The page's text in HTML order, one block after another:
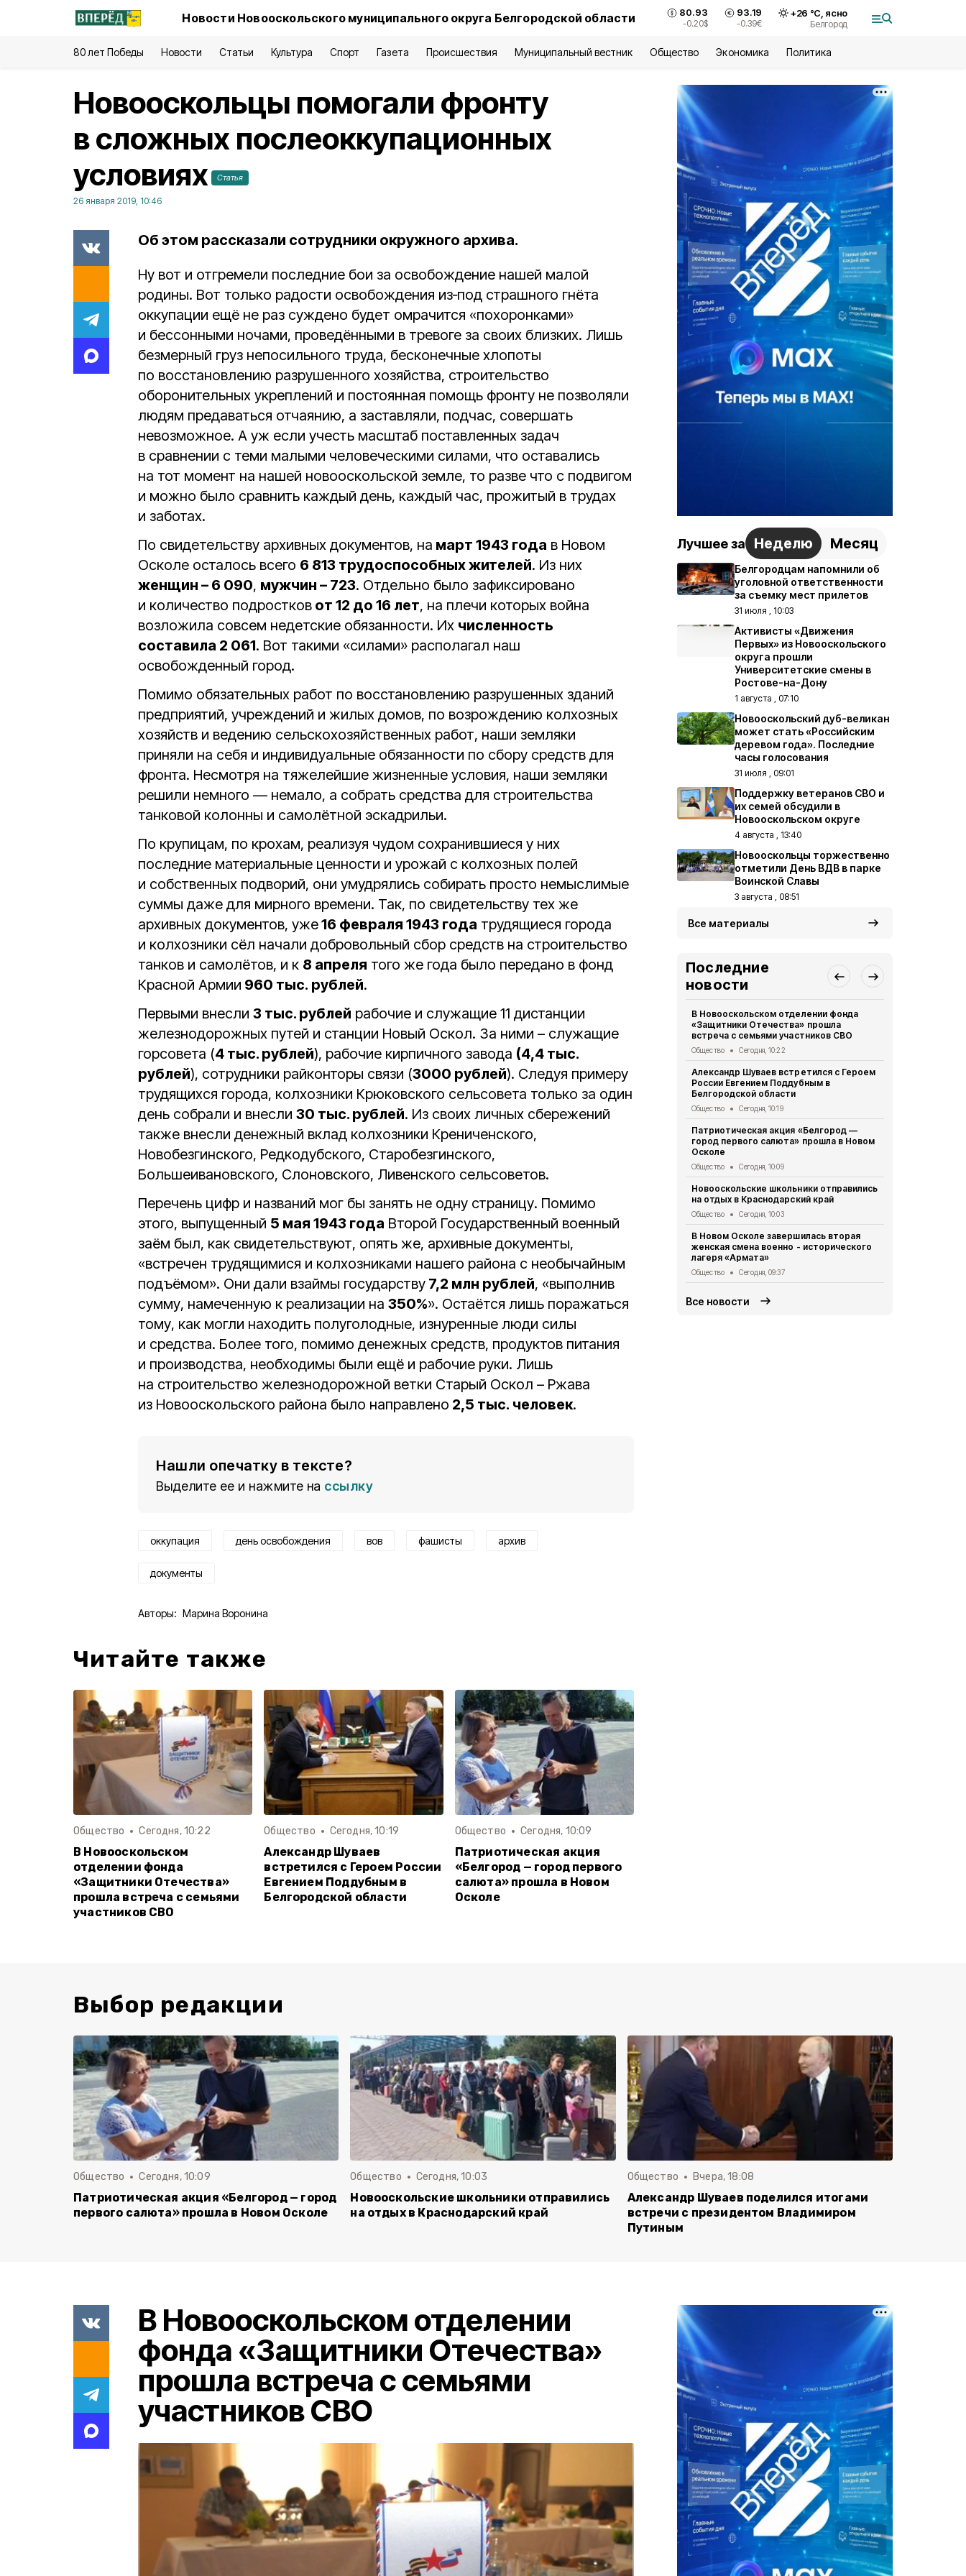
Новости Новооскольского муниципального округа Белгородской области 80.93
-0.20$
93.19
-0.39€
+26 °С, ясно
Белгород
80 лет Победы Новости Статьи Культура Спорт Газета Происшествия Муниципальный вестник Общество Экономика Политика
Новооскольцы помогали фронту
в сложных послеоккупационных
условиях
Статья
26 января 2019, 10:46
Об этом рассказали сотрудники окружного архива.
Ну вот и отгремели последние бои за освобождение нашей малой
родины. Вот только радости освобождения из‑под страшного гнёта
оккупации ещё не раз суждено будет омрачится «похоронками»
и бессонными ночами, проведёнными в тревоге за своих близких. Лишь
безмерный груз непосильного труда, бесконечные хлопоты
по восстановлению разрушенного хозяйства, строительство
оборонительных укреплений и постоянная помощь фронту не позволяли
людям предаваться отчаянию, а заставляли, подчас, совершать
невозможное. А уж если учесть масштаб поставленных задач
в сравнении с теми малыми человеческими силами, что оставались
на тот момент на нашей новооскольской земле, то разве что с подвигом
и можно было сравнить каждый день, каждый час, прожитый в трудах
и заботах.
По свидетельству архивных документов, на март 1943 года в Новом
Осколе осталось всего 6 813 трудоспособных жителей. Из них
женщин – 6 090, мужчин – 723. Отдельно было зафиксировано
и количество подростков от 12 до 16 лет, на плечи которых война
возложила совсем недетские обязанности. Их численность
составила 2 061. Вот такими «силами» располагал наш
освобожденный город.
Помимо обязательных работ по восстановлению разрушенных зданий
предприятий, учреждений и жилых домов, по возрождению колхозных
хозяйств и ведению сельскохозяйственных работ, наши земляки
приняли на себя и индивидуальные обязанности по сбору средств для
фронта. Несмотря на тяжелейшие жизненные условия, наши земляки
решили немного — немало, а собрать средства для строительства
танковой колонны и самолётной эскадрильи.
По крупицам, по крохам, реализуя чудом сохранившиеся у них
последние материальные ценности и урожай с колхозных полей
и собственных подворий, они умудрялись собирать просто немыслимые
суммы даже для мирного времени. Так, по свидетельству тех же
архивных документов, уже16 февраля 1943 года трудящиеся города
и колхозники сёл начали добровольный сбор средств на строительство
танков и самолётов, и к 8 апреля того же года было передано в фонд
Красной Армии 960 тыс. рублей.
Первыми внесли 3 тыс. рублей рабочие и служащие 11 дистанции
железнодорожных путей и станции Новый Оскол. За ними – служащие
горсовета (4 тыс. рублей), рабочие кирпичного завода (4,4 тыс.
рублей), сотрудники райконторы связи (3000 рублей). Следуя примеру
трудящихся города, колхозники Крюковского сельсовета только за один
день собрали и внесли 30 тыс. рублей. Из своих личных сбережений
также внесли денежный вклад колхозники Крениченского,
Новобезгинского, Редкодубского, Старобезгинского,
Большеивановского, Слоновского, Ливенского сельсоветов.
Перечень цифр и названий мог бы занять не одну страницу. Помимо
этого, выпущенный 5 мая 1943 года Второй Государственный военный
заём был, как свидетельствуют, опять же, архивные документы,
«встречен трудящимися и колхозниками нашего района с необычайным
подъёмом». Они дали взаймы государству 7,2 млн рублей, «выполнив
сумму, намеченную к реализации на 350%». Остаётся лишь поражаться
тому, как могли находить полуголодные, изнуренные люди силы
и средства. Более того, помимо денежных средств, продуктов питания
и производства, необходимы были ещё и рабочие руки. Лишь
на строительство железнодорожной ветки Старый Оскол – Ржава
из Новооскольского района было направлено 2,5 тыс. человек.
Нашли опечатку в тексте?
Выделите ее и нажмите на ссылку
оккупация день освобождения вов фашисты архив
документы
Авторы: Марина Воронина
Читайте также
Общество Сегодня, 10:22
В Новооскольском
отделении фонда
«Защитники Отечества»
прошла встреча с семьями
участников СВО
Общество Сегодня, 10:19
Александр Шуваев
встретился с Героем России
Евгением Поддубным в
Белгородской области
Общество Сегодня, 10:09
Патриотическая акция
«Белгород — город первого
салюта» прошла в Новом
Осколе
Лучшее за Неделю Месяц
Белгородцам напомнили об
уголовной ответственности
за съемку мест прилетов
31 июля , 10:03
Активисты «Движения
Первых» из Новооскольского
округа прошли
Университетские смены в
Ростове-на-Дону
1 августа , 07:10
Новооскольский дуб-великан
может стать «Российским
деревом года». Последние
часы голосования
31 июля , 09:01
Поддержку ветеранов СВО и
их семей обсудили в
Новооскольском округе
4 августа , 13:40
Новооскольцы торжественно
отметили День ВДВ в парке
Воинской Славы
3 августа , 08:51
Все материалы
Последние
новости
В Новооскольском отделении фонда
«Защитники Отечества» прошла
встреча с семьями участников СВО
Общество Сегодня, 10:22
Александр Шуваев встретился с Героем
России Евгением Поддубным в
Белгородской области
Общество Сегодня, 10:19
Патриотическая акция «Белгород —
город первого салюта» прошла в Новом
Осколе
Общество Сегодня, 10:09
Новооскольские школьники отправились
на отдых в Краснодарский край
Общество Сегодня, 10:03
В Новом Осколе завершилась вторая
женская смена военно - исторического
лагеря «Армата»
Общество Сегодня, 09:37
Все новости
Выбор редакции
Общество Сегодня, 10:09
Патриотическая акция «Белгород — город
первого салюта» прошла в Новом Осколе
Общество Сегодня, 10:03
Новооскольские школьники отправились
на отдых в Краснодарский край
Общество Вчера, 18:08
Александр Шуваев поделился итогами
встречи с президентом Владимиром
Путиным
В Новооскольском отделении
фонда «Защитники Отечества»
прошла встреча с семьями
участников СВО